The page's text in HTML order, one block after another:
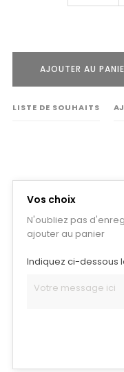
AJOUTER AU
LISTE DE SOUHAITS
Vos choix
N'oubliez pas
ajouter au panier
Indiquez ci-dessous